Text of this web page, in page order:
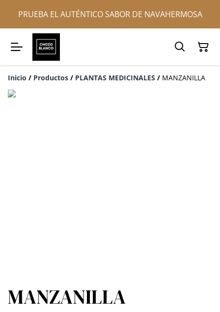
PRUEBA EL AUTÉNTICO SABOR DE NAVAHERMOSA
Inicio / Productos / PLANTAS MEDICINALES / MANZANILLA
MANZANILLA